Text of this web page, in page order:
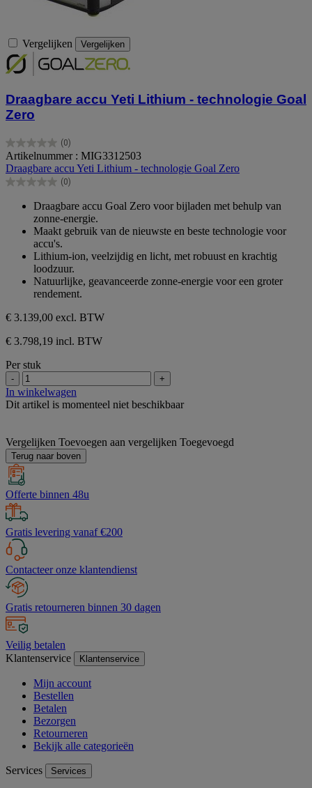
Vergelijken Vergelijken
Draagbare accu Yeti Lithium - technologie Goal
Zero
(0)
0.0
van
de
5
Artikelnummer : MIG3312503
Draagbare accu Yeti Lithium - technologie Goal Zero
(0)
0.0
sterren.
Draagbare accu Goal Zero voor bijladen met behulp van
zonne-energie.
Maakt gebruik van de nieuwste en beste technologie voor
accu's.
Lithium-ion, veelzijdig en licht, met robuust en krachtig
loodzuur.
Natuurlijke, geavanceerde zonne-energie voor een groter
rendement.
€ 3.139,00 excl. BTW
€ 3.798,19 incl. BTW
Per stuk
- +
In winkelwagen
Dit artikel is momenteel niet beschikbaar
Vergelijken Toevoegen aan vergelijken Toegevoegd
Terug naar boven
Offerte binnen 48u
Gratis levering vanaf €200
Contacteer onze klantendienst
Gratis retourneren binnen 30 dagen
Veilig betalen
Klantenservice
Klantenservice
Mijn account
Bestellen
Betalen
Bezorgen
Retourneren
Bekijk alle categorieën
Services Services